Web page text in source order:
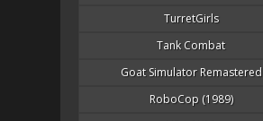
TurretGirls
Tank Combat
Goat Simulator Remastered
RoboCop (1989)